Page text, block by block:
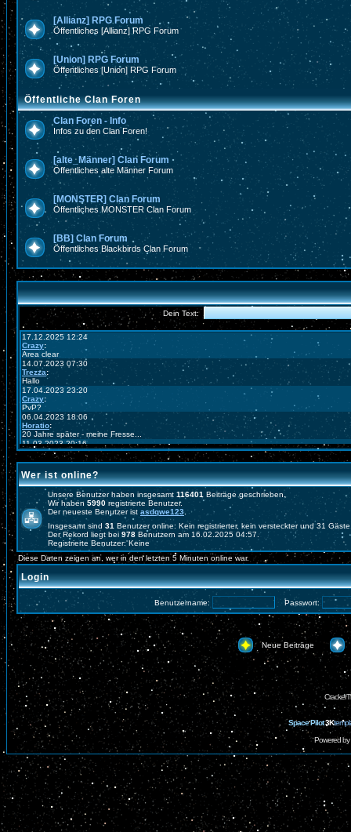
[Allianz] RPG Forum
Öffentliches [Allianz] RPG Forum
[Union] RPG Forum
Öffentliches [Union] RPG Forum
Öffentliche Clan Foren
Clan Foren - Info
Infos zu den Clan Foren!
[alte_Männer] Clan Forum
Öffentliches alte Männer Forum
[MONSTER] Clan Forum
Öffentliches MONSTER Clan Forum
[BB] Clan Forum
Öffentliches Blackbirds Clan Forum
Wer ist online?
Unsere Benutzer haben insgesamt 116401 Beiträge geschrieben.
Wir haben 5990registrierte Benutzer.
Der neueste Benutzer ist asdqwe123
Insgesamt sind 31 Benutzer online: Kein registrierter, kein versteckter und 31
Der Rekord liegt bei 978 Benutzern am 16.02.2025 04:57.
Registrierte Benutzer: Keine
Diese Daten zeigen an, wer in den letzten 5 Minuten online war.
Login
Benutzername: Passwort:
Neue Beiträge
Space Pilot3K
Powered by